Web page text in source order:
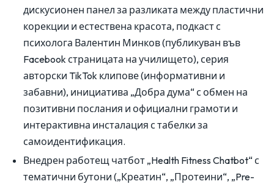
дискусионен панел за разликата между пластични
корекции и естествена красота, подкаст с
психолога Валентин Минков (публикуван във
Facebook страницата на училището), серия
авторски TikTok клипове (информативни и
забавни), инициатива „Добра дума“ с обмен на
позитивни послания и официални грамоти и
интерактивна инсталация с табелки за
самоидентификация.
Внедрен работещ чатбот „Health Fitness Chatbot“ с
тематични бутони („Креатин“, „Протеини“, „Pre-